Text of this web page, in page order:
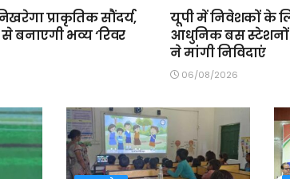
प्राकृतिक सौंदर्य,
बनाएगी भव्य ‘रिवर
यूपी में निवेशकों के
आधुनिक बस स्टेशनों
ने मांगी निविदाएं
06/08/2026